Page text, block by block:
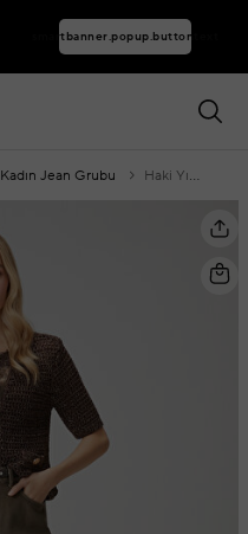
smartbanner.popup.buttontext
Kadın Jean Grubu Haki Yıkamalı Basic Denim Şort